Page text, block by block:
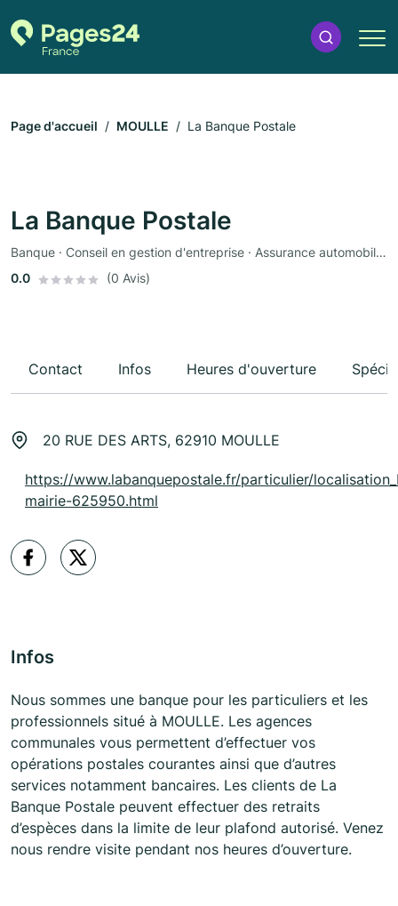
Page d'accueil MOULLE La Banque Postale
La Banque Postale
Banque · Conseil en gestion d'entreprise · Assurance automobile · Assurance
0.0
(0 Avis)
Contact Infos Heures d'ouverture
20 RUE DES ARTS, 62910 MOULLE
https://www.labanquepostale.fr/particulier/
mairie-625950.html
Infos
Nous sommes une banque pour les particuliers et les
professionnels situé à MOULLE. Les agences
communales vous permettent d’effectuer vos
opérations postales courantes ainsi que d’autres
services notamment bancaires. Les clients de La
Banque Postale peuvent effectuer des retraits
d’espèces dans la limite de leur plafond autorisé. Venez
nous rendre visite pendant nos heures d’ouverture.